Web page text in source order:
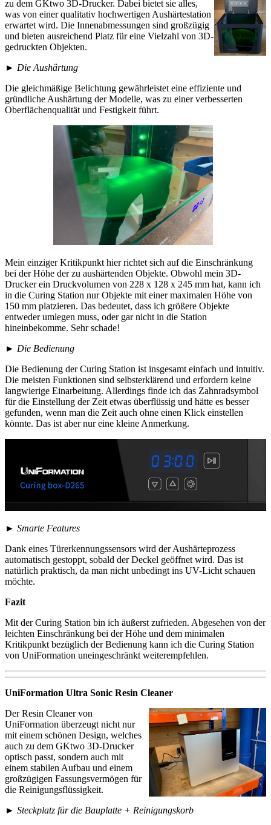
zu dem GKtwo 3D-Drucker. Dabei bietet sie alles,
was von einer qualitativ hochwertigen Aushärtestation
erwartet wird. Die Innenabmessungen sind großzügig
und bieten ausreichend Platz für eine Vielzahl von 3D-
gedruckten Objekten.
► Die Aushärtung
Die gleichmäßige Belichtung gewährleistet eine effiziente und
gründliche Aushärtung der Modelle, was zu einer verbesserten
Oberflächenqualität und Festigkeit führt.
Mein einziger Kritikpunkt hier richtet sich auf die Einschränkung
bei der Höhe der zu aushärtenden Objekte. Obwohl mein 3D-
Drucker ein Druckvolumen von 228 x 128 x 245 mm hat, kann ich
in die Curing Station nur Objekte mit einer maximalen Höhe von
150 mm platzieren. Das bedeutet, dass ich größere Objekte
entweder umlegen muss, oder gar nicht in die Station
hineinbekomme. Sehr schade!
► Die Bedienung
Die Bedienung der Curing Station ist insgesamt einfach und intuitiv.
Die meisten Funktionen sind selbsterklärend und erfordern keine
langwierige Einarbeitung. Allerdings finde ich das Zahnradsymbol
für die Einstellung der Zeit etwas überflüssig und hätte es besser
gefunden, wenn man die Zeit auch ohne einen Klick einstellen
könnte. Das ist aber nur eine kleine Anmerkung.
► Smarte Features
Dank eines Türerkennungssensors wird der Aushärteprozess
automatisch gestoppt, sobald der Deckel geöffnet wird. Das ist
natürlich praktisch, da man nicht unbedingt ins UV-Licht schauen
möchte.
Fazit
Mit der Curing Station bin ich äußerst zufrieden. Abgesehen von der
leichten Einschränkung bei der Höhe und dem minimalen
Kritikpunkt bezüglich der Bedienung kann ich die Curing Station
von UniFormation uneingeschränkt weiterempfehlen.
UniFormation Ultra Sonic Resin Cleaner
Der Resin Cleaner von
UniFormation überzeugt nicht nur
mit einem schönen Design, welches
auch zu dem GKtwo 3D-Drucker
optisch passt, sondern auch mit
einem stabilen Aufbau und einem
großzügigen Fassungsvermögen für
die Reinigungsflüssigkeit.
► Steckplatz für die Bauplatte + Reinigungskorb